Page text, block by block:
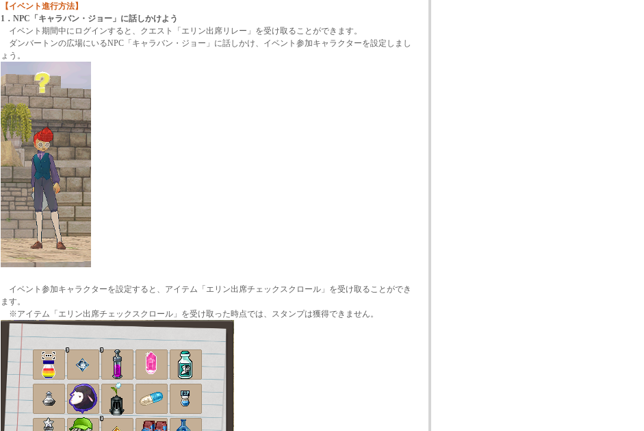
【イベント進行方法】
1．NPC「キャラバン・ジョー」に話しかけよう
イベント期間中にログインすると、クエスト「エリン出席リレー」を受け取ることができます。
ダンバートンの広場にいるNPC「キャラバン・ジョー」に話しかけ、イベント参加キャラクターを設定しまし
ょう。
イベント参加キャラクターを設定すると、アイテム「エリン出席チェックスクロール」を受け取ることができ
ます。
※アイテム「エリン出席チェックスクロール」を受け取った時点では、スタンプは獲得できません。